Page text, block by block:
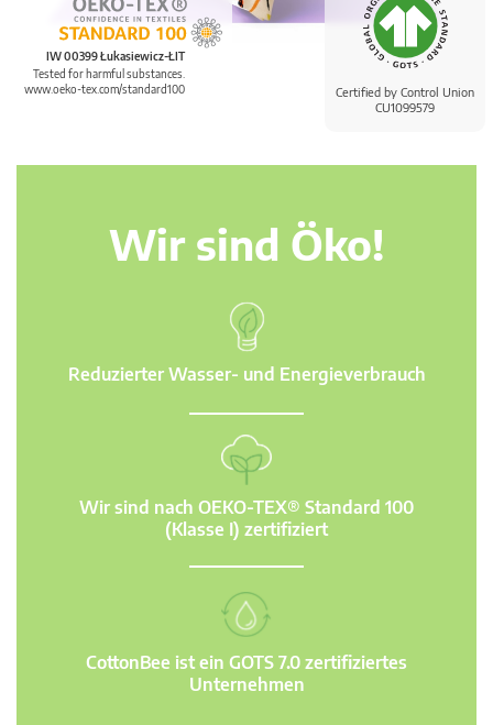
Certified by Control Union
CU1099579
IW 00399 Łukasiewicz-ŁIT
Tested for harmful substances.
www.oeko-tex.com/standard100
Wir sind Öko!
Reduzierter Wasser- und Energieverbrauch
Wir sind nach OEKO-TEX® Standard 100
(Klasse I) zertifiziert
CottonBee ist ein GOTS 7.0 zertifiziertes
Unternehmen